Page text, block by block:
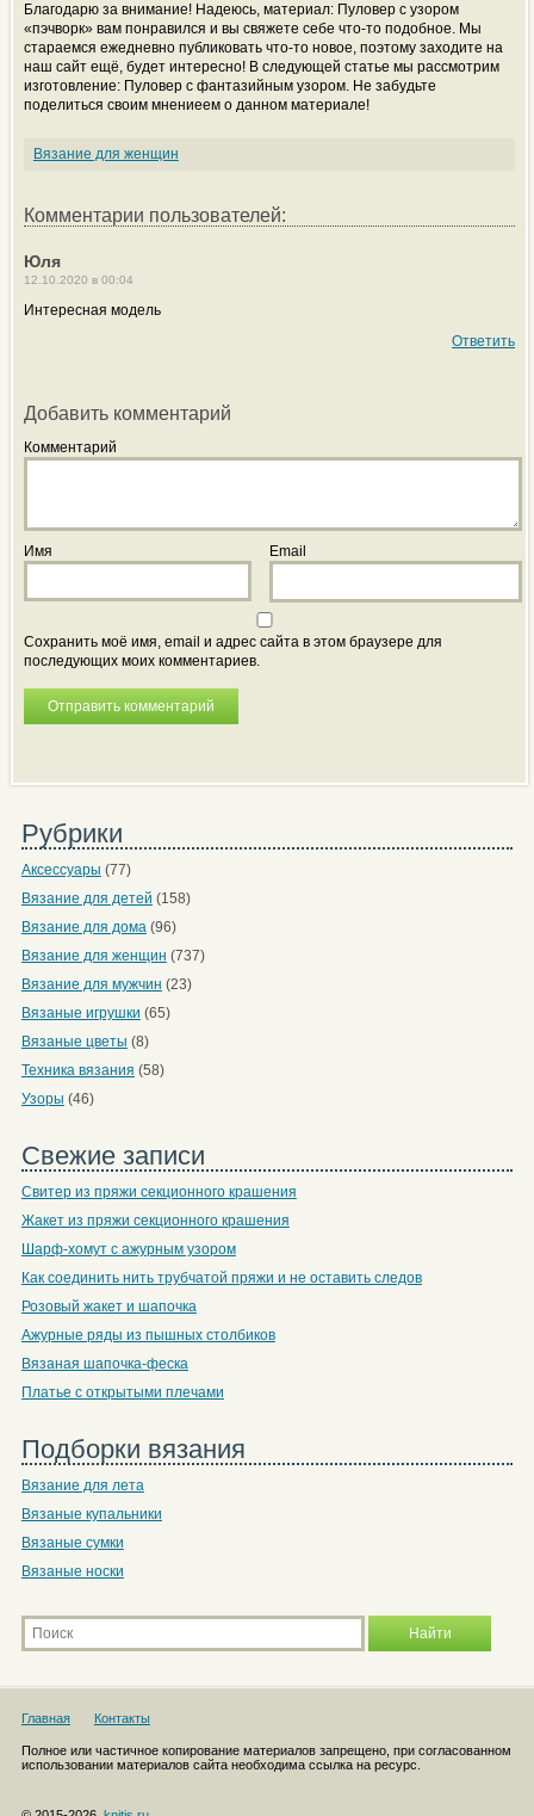
Благодарю за внимание! Надеюсь, материал: Пуловер с узором
«пэчворк» вам понравился и вы свяжете себе что-то подобное. Мы
стараемся ежедневно публиковать что-то новое, поэтому заходите на
наш сайт ещё, будет интересно! В следующей статье мы рассмотрим
изготовление: Пуловер с фантазийным узором. Не забудьте
поделиться своим мнениеем о данном материале!
Вязание для женщин
Комментарии пользователей:
Юля
12.10.2020 в 00:04
Интересная модель
Ответить
Добавить комментарий
Комментарий
Имя Email
Сохранить моё имя, email и адрес сайта в этом браузере для
последующих моих комментариев.
Рубрики
Аксессуары (77)
Вязание для детей (158)
Вязание для дома (96)
Вязание для женщин (737)
Вязание для мужчин (23)
Вязаные игрушки (65)
Вязаные цветы (8)
Техника вязания (58)
Узоры (46)
Свежие записи
Свитер из пряжи секционного крашения
Жакет из пряжи секционного крашения
Шарф-хомут с ажурным узором
Как соединить нить трубчатой пряжи и не оставить следов
Розовый жакет и шапочка
Ажурные ряды из пышных столбиков
Вязаная шапочка-феска
Платье с открытыми плечами
Подборки вязания
Вязание для лета
Вязаные купальники
Вязаные сумки
Вязаные носки
Главная Контакты
Полное или частичное копирование материалов запрещено, при согласованном
использовании материалов сайта необходима ссылка на ресурс.